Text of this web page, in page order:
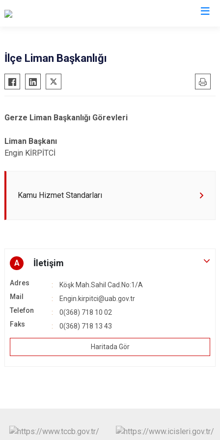
Ayancık
Boyabat
Durağan
Erfelek
Gerze
Saraydüzü
İlçe Liman Başkanlığı
Gerze Liman Başkanlığı Görevleri
Liman Başkanı
Engin KİRPİTCİ
Kamu Hizmet Standarları
A İletişim
Adres
Köşk Mah.Sahil Cad.No:1/A
Mail
Engin.kirpitci@uab.gov.tr
Telefon
0(368) 718 10 02
Faks
0(368) 718 13 43
Haritada Gör